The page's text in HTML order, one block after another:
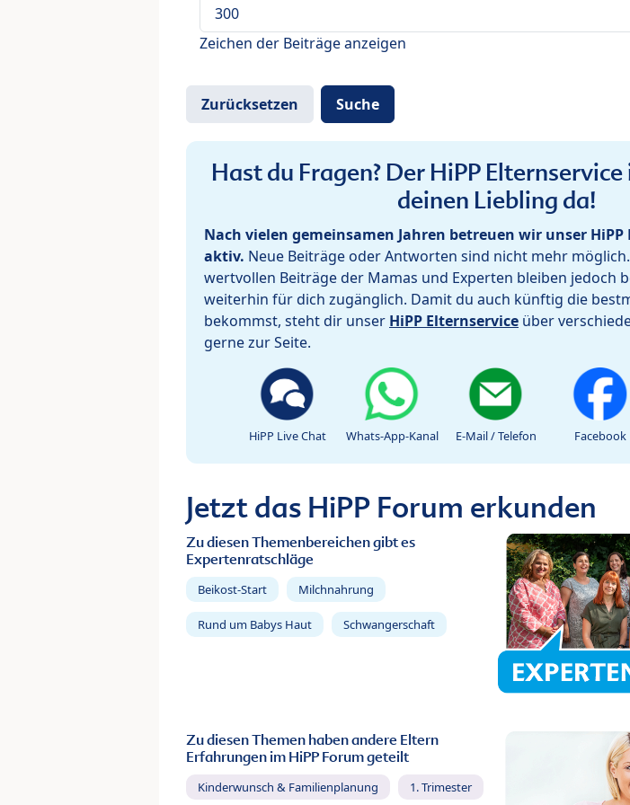
Zeichen der Beiträge anzeigen
Hast du Fragen? Der HiPP
deinen Liebling da!
Nach vielen gemeinsamen Jahren betreuen wir unser
aktiv. Neue Beiträge oder Antworten sind nicht mehr
wertvollen Beiträge der Mamas und Experten bleiben jedoch
weiterhin für dich zugänglich. Damit du auch künftig die
bekommst, steht dir unser HiPP Elternservice über
gerne zur Seite.
HiPP Live Chat Whats-App-Kanal E-Mail / Telefon Facebook
Jetzt das HiPP Forum erkunden
Zu diesen Themenbereichen gibt es
Expertenratschläge
Beikost-Start Milchnahrung
Rund um Babys Haut Schwangerschaft
Zu diesen Themen haben andere Eltern
Erfahrungen im HiPP Forum geteilt
Kinderwunsch & Familienplanung 1. Trimester